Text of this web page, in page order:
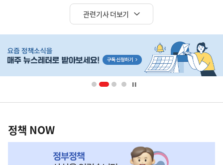
관련기사 더보기
단
배
영
책
NOW,
정책 NOW